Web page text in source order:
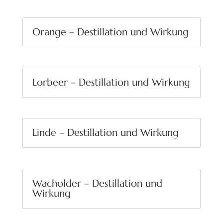
Orange – Destillation und Wirkung
Lorbeer – Destillation und Wirkung
Linde – Destillation und Wirkung
Wacholder – Destillation und
Wirkung